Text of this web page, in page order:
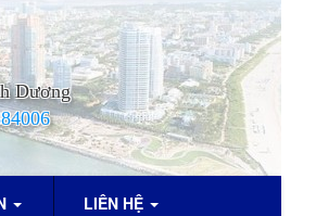
Dương
LIÊN HỆ